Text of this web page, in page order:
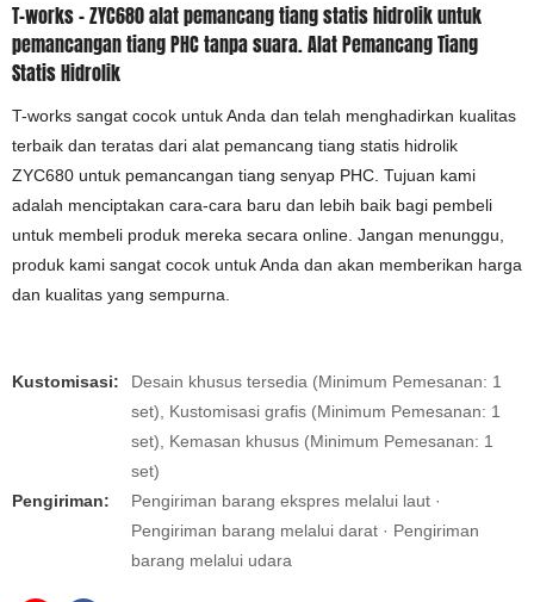
T-works - ZYC680 alat pemancang tiang statis hidrolik untuk
pemancangan tiang PHC tanpa suara. Alat Pemancang Tiang
Statis Hidrolik
T-works sangat cocok untuk Anda dan telah menghadirkan kualitas
terbaik dan teratas dari alat pemancang tiang statis hidrolik
ZYC680 untuk pemancangan tiang senyap PHC. Tujuan kami
adalah menciptakan cara-cara baru dan lebih baik bagi pembeli
untuk membeli produk mereka secara online. Jangan menunggu,
produk kami sangat cocok untuk Anda dan akan memberikan harga
dan kualitas yang sempurna.
Kustomisasi:
Desain khusus tersedia (Minimum Pemesanan: 1
set), Kustomisasi grafis (Minimum Pemesanan: 1
set), Kemasan khusus (Minimum Pemesanan: 1
set)
Pengiriman:
Pengiriman barang ekspres melalui laut ·
Pengiriman barang melalui darat · Pengiriman
barang melalui udara